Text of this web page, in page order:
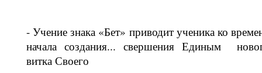
- Учение знака «Бет» приводит уче­ника ко
начала создания... свершения Единым
витка Своего